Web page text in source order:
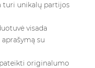
turi unikalų partijos
visada
su
originalumo